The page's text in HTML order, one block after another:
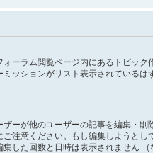
ーラム閲覧ページ内にあるトピッ
ッションがリスト表示されているは
ーが他のユーザーの記事を編集・
注意ください。もし編集しようと
した回数と日時は表示されません